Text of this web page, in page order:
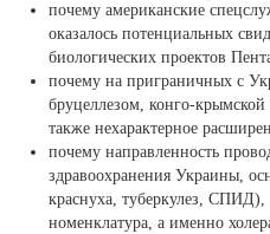
почему американские
оказалось потенциальных
биологических проектов
почему на приграничных с
бруцеллезом, конго-
также нехарактерное
почему направленность
здравоохранения Украины,
краснуха, туберкулез, СПИД),
номенклатура, а именно